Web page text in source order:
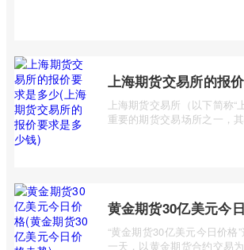
上海期货交易所（以下简称“
重要的期货交易场所之一，
“黄金期货30亿美元今日价格
一天，以黄金期货合约交易